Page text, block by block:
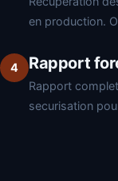
en production.
Rapport
Rapport
securisation